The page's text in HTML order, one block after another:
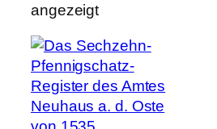
angezeigt